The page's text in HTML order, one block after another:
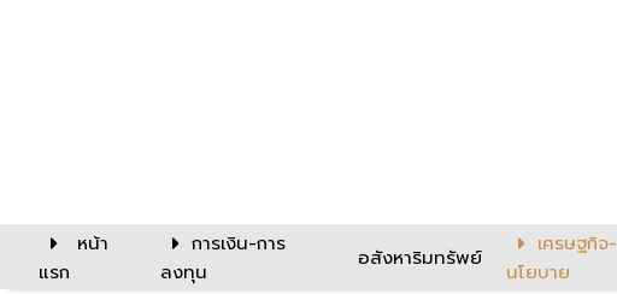
หน้า
แรก
การเงิน-การ
ลงทุน
อสังหาริมทรัพย์
เศรษฐกิจ-
นโยบาย